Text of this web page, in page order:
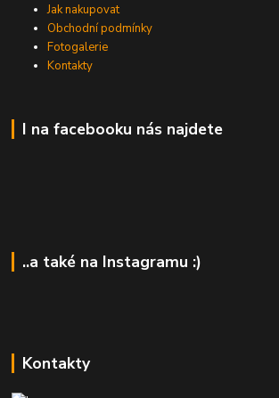
Jak nakupovat
Obchodní podmínky
Fotogalerie
Kontakty
I na facebooku nás najdete
..a také na Instagramu :)
Kontakty